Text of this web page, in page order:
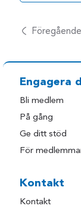
Föregående
Engagera
Bli medlem
På gång
Ge ditt stöd
För
Kontakt
Kontakt